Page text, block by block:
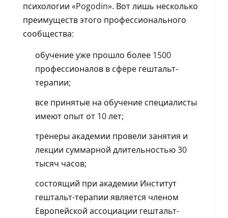
психологии «Pogodin». Вот лишь несколько
преимуществ этого профессионального
сообщества:
обучение уже прошло более 1500
профессионалов в сфере гештальт-
терапии;
все принятые на обучение специалисты
имеют опыт от 10 лет;
тренеры академии провели занятия и
лекции суммарной длительностью 30
тысяч часов;
состоящий при академии Институт
гештальт-терапии является членом
Европейской ассоциации гештальт-